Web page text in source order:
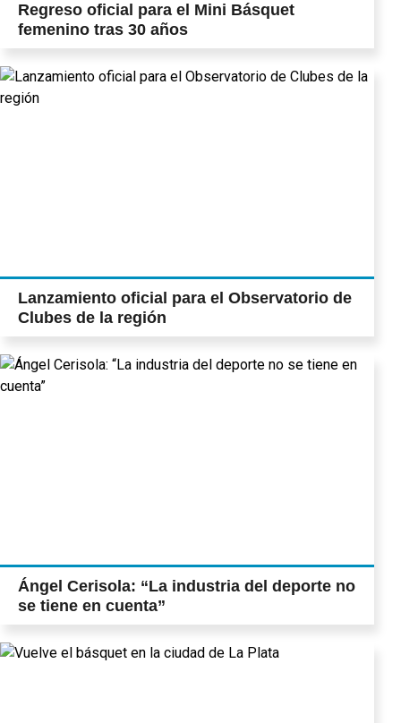
Regreso oficial para el Mini Básquet
femenino tras 30 años
Lanzamiento oficial para el Observatorio de
Clubes de la región
Ángel Cerisola: “La industria del deporte no
se tiene en cuenta”